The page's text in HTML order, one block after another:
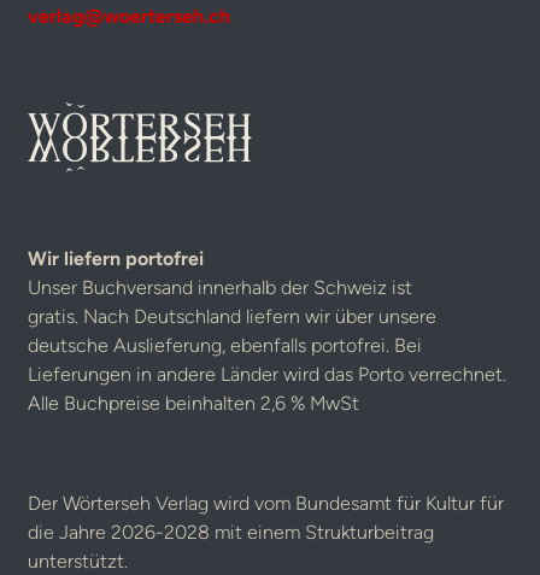
verlag@woerterseh.ch
Wir liefern portofrei
Unser Buchversand innerhalb der Schweiz ist
gratis. Nach Deutschland liefern wir über unsere
deutsche Auslieferung, ebenfalls portofrei. Bei
Lieferungen in andere Länder wird das Porto verrechnet.
Alle Buchpreise beinhalten 2,6 % MwSt
Der Wörterseh Verlag wird vom Bundesamt für Kultur für
die Jahre 2026-2028 mit einem Strukturbeitrag
unterstützt.